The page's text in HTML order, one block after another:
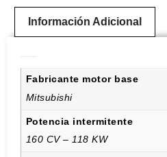
Información Adicional
Fabricante motor base
Mitsubishi
Potencia intermitente
160 CV – 118 KW